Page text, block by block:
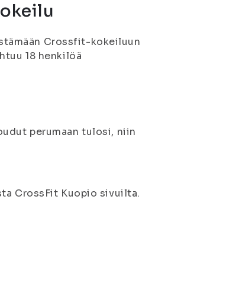
Crossfit-kokeiluun
18 henkilöä
perumaan tulosi, niin
CrossFit Kuopio sivuilta.